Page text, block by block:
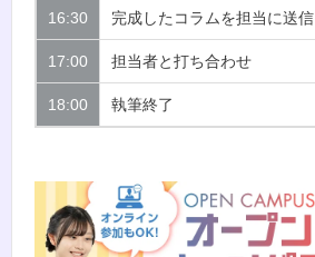
16:30 完成したコラムを担当に送信
17:00 担当者と打ち合わせ
18:00 執筆終了